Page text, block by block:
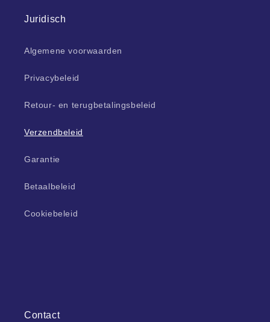
Juridisch
Algemene voorwaarden
Privacybeleid
Retour- en terugbetalingsbeleid
Verzendbeleid
Garantie
Betaalbeleid
Cookiebeleid
Contact